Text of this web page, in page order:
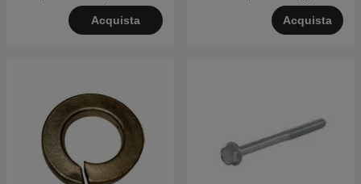
Acquista Acquista